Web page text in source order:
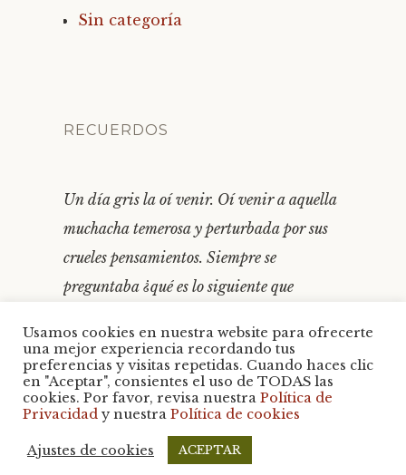
Sin categoría
RECUERDOS
Un día gris la oí venir. Oí venir a aquella
muchacha temerosa y perturbada por sus
crueles pensamientos. Siempre se
preguntaba ¿qué es lo siguiente que
Creado con WordPressTema: Libretto por
Usamos cookies en nuestra website para ofrecerte
una mejor experiencia recordando tus
preferencias y visitas repetidas. Cuando haces clic
en "Aceptar", consientes el uso de TODAS las
cookies. Por favor, revisa nuestra Política de
Privacidad y nuestra Política de cookies
Ajustes de cookies ACEPTAR